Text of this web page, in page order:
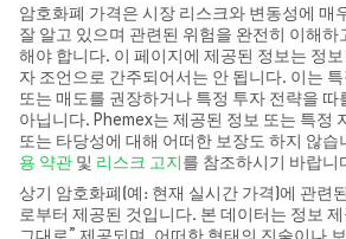
암호화폐 가격은 시장 리스크와 변동성에 매
잘 알고 있으며 관련된 위험을 완전히 이해
해야 합니다. 이 페이지에 제공된 정보는 정
자 조언으로 간주되어서는 안 됩니다. 이는
또는 매도를 권장하거나 특정 투자 전략을 따
아닙니다. Phemex는 제공된 정보 또는 특정
또는 타당성에 대해 어떠한 보장도 하지 않
용 약관 및 리스크 고지를 참조하시기 바랍니
상기 암호화폐(예: 현재 실시간 가격)에 관련
로부터 제공된 것입니다. 본 데이터는 정보
그대로” 제공되며, 어떠한 형태의 진술이나